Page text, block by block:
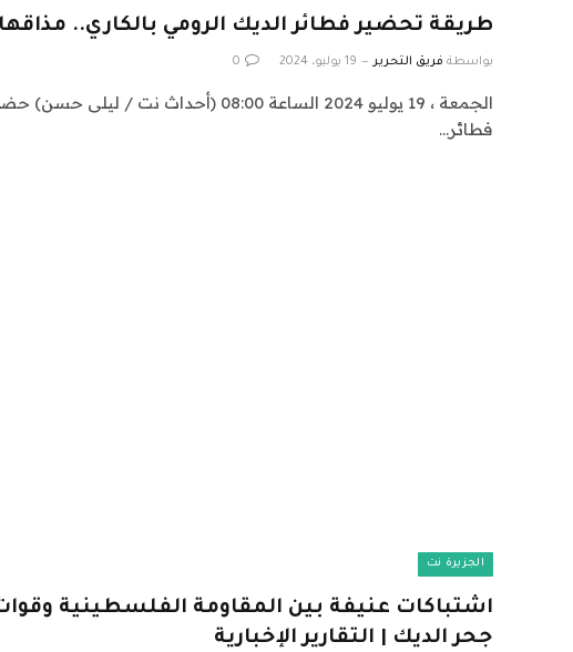
طريقة تحضير فطائر الديك الرومي بالكاري.. مذاقها
بواسطة فريق التحرير 19 يوليو، 2024 0
الجمعة ، 19 يوليو 2024 الساعة 08:00 (أحداث
فطائر…
الجزيرة نت
اشتباكات عنيفة بين المقاومة الفلسطينية وقوات
جحر الديك | التقارير الإخبارية